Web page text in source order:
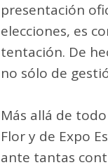
presentación
elecciones, es
tentación. De
no sólo de
Más allá de
Flor y de Expo
ante tantas